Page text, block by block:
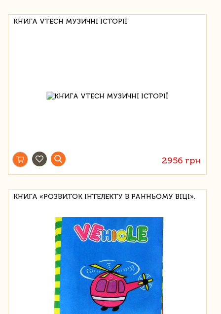
КНИГА VTECH МУЗИЧНІ ІСТОРІЇ
2956 грн
КНИГА «РОЗВИТОК ІНТЕЛЕКТУ В РАННЬОМУ ВІЦІ».